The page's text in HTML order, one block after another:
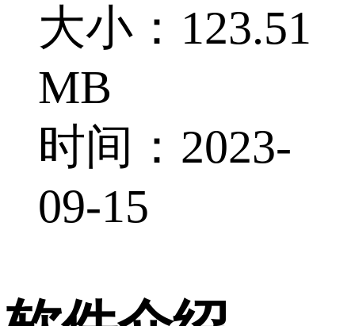
大小：123.51
MB
时间：2023-
09-15